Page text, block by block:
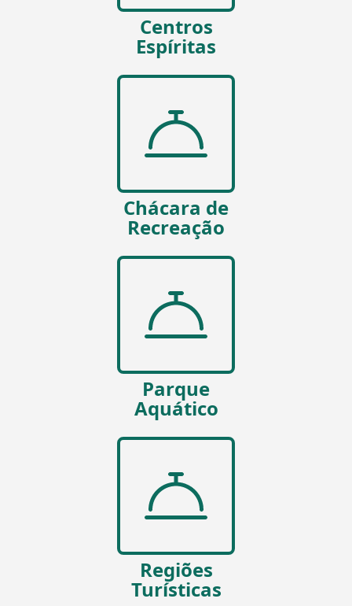
Centros
Espíritas
Chácara de
Recreação
Parque
Aquático
Regiões
Turísticas